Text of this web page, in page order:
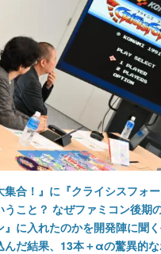
集合！』に『クライシスフォ
うこと？ なぜファミコン後期
』に入れたのかを開発陣に聞
んだ結果、13本＋αの驚異的